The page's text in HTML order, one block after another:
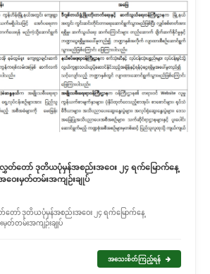
ော် ဒုတိယပုံမှန်အစည်းအဝေး ၂၄ ရက်မြောက်နေ့
ဝေးမှတ်တမ်းအကျဉ်းချုပ်
ဒုတိယပုံမှန်အစည်းအဝေး ၂၄ ရက်မြောက်နေ့
မှတ်တမ်းအကျဉ်းချုပ်
အသေးစိတ်ကြည့်ရန်